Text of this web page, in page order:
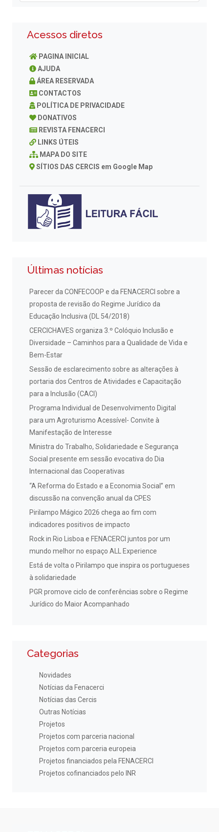
Acessos diretos
PAGINA INICIAL
AJUDA
ÁREA RESERVADA
CONTACTOS
POLÍTICA DE PRIVACIDADE
DONATIVOS
REVISTA FENACERCI
LINKS ÚTEIS
MAPA DO SITE
SÍTIOS DAS CERCIS em Google Map
Últimas notícias
Parecer da CONFECOOP e da FENACERCI sobre a
proposta de revisão do Regime Jurídico da
Educação Inclusiva (DL 54/2018)
CERCICHAVES organiza 3.º Colóquio Inclusão e
Diversidade – Caminhos para a Qualidade de Vida e
Bem-Estar
Sessão de esclarecimento sobre as alterações à
portaria dos Centros de Atividades e Capacitação
para a Inclusão (CACI)
Programa Individual de Desenvolvimento Digital
para um Agroturismo Acessível- Convite à
Manifestação de Interesse
Ministra do Trabalho, Solidariedade e Segurança
Social presente em sessão evocativa do Dia
Internacional das Cooperativas
“A Reforma do Estado e a Economia Social” em
discussão na convenção anual da CPES
Pirilampo Mágico 2026 chega ao fim com
indicadores positivos de impacto
Rock in Rio Lisboa e FENACERCI juntos por um
mundo melhor no espaço ALL Experience
Está de volta o Pirilampo que inspira os portugueses
à solidariedade
PGR promove ciclo de conferências sobre o Regime
Jurídico do Maior Acompanhado
Categorias
Novidades
Notícias da Fenacerci
Notícias das Cercis
Outras Notícias
Projetos
Projetos com parceria nacional
Projetos com parceria europeia
Projetos financiados pela FENACERCI
Projetos cofinanciados pelo INR